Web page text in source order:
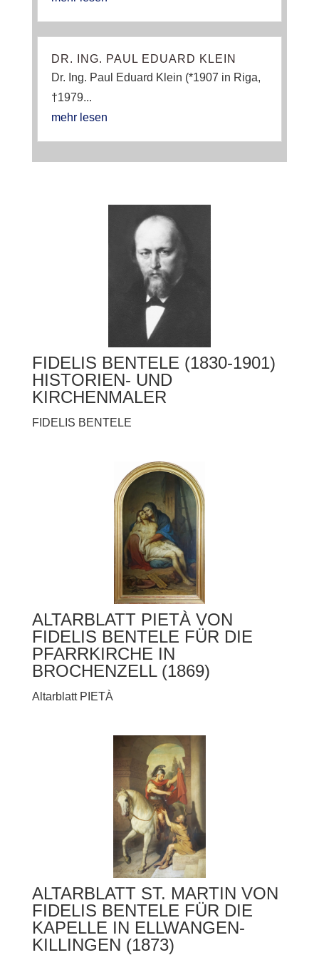
DR. ING. PAUL EDUARD KLEIN
Dr. Ing. Paul Eduard Klein (*1907 in Riga,
†1979...
mehr lesen
FIDELIS BENTELE (1830-1901)
HISTORIEN- UND
KIRCHENMALER
FIDELIS BENTELE
ALTARBLATT PIETÀ VON
FIDELIS BENTELE FÜR DIE
PFARRKIRCHE IN
BROCHENZELL (1869)
Altarblatt PIETÀ
ALTARBLATT ST. MARTIN VON
FIDELIS BENTELE FÜR DIE
KAPELLE IN ELLWANGEN-
KILLINGEN (1873)